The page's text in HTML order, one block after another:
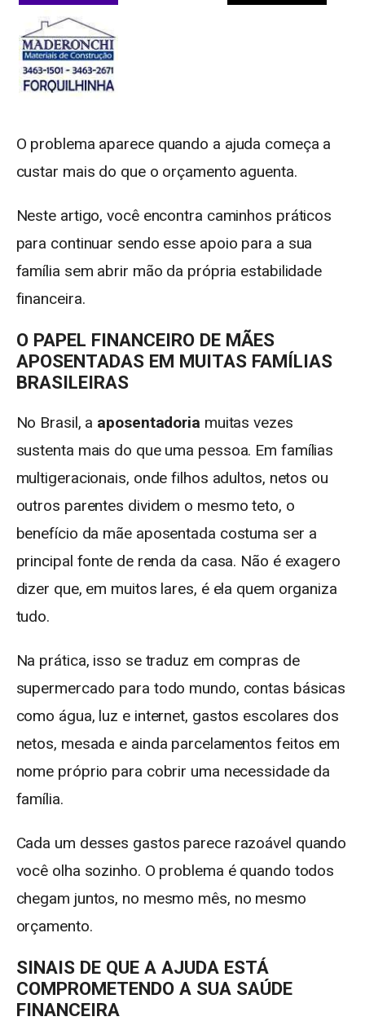
O problema aparece quando a ajuda começa a
custar mais do que o orçamento aguenta.
Neste artigo, você encontra caminhos práticos
para continuar sendo esse apoio para a sua
família sem abrir mão da própria estabilidade
financeira.
O PAPEL FINANCEIRO DE MÃES
APOSENTADAS EM MUITAS FAMÍLIAS
BRASILEIRAS
No Brasil, a aposentadoria muitas vezes
sustenta mais do que uma pessoa. Em famílias
multigeracionais, onde filhos adultos, netos ou
outros parentes dividem o mesmo teto, o
benefício da mãe aposentada costuma ser a
principal fonte de renda da casa. Não é exagero
dizer que, em muitos lares, é ela quem organiza
tudo.
Na prática, isso se traduz em compras de
supermercado para todo mundo, contas básicas
como água, luz e internet, gastos escolares dos
netos, mesada e ainda parcelamentos feitos em
nome próprio para cobrir uma necessidade da
família.
Cada um desses gastos parece razoável quando
você olha sozinho. O problema é quando todos
chegam juntos, no mesmo mês, no mesmo
orçamento.
SINAIS DE QUE A AJUDA ESTÁ
COMPROMETENDO A SUA SAÚDE
FINANCEIRA